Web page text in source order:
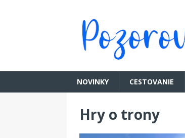
NOVINKY CESTOVANIE
Hry o trony